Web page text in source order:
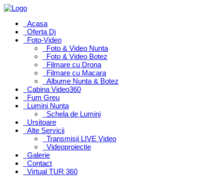
Acasa
Oferta Dj
Foto-Video
Foto & Video Nunta
Foto & Video Botez
Filmare cu Drona
Filmare cu Macara
Albume Nunta & Botez
Cabina Video360
Fum Greu
Lumini Nunta
Schela de Lumini
Ursitoare
Alte Servicii
Transmisii LIVE Video
Videoproiectie
Galerie
Contact
Virtual TUR 360